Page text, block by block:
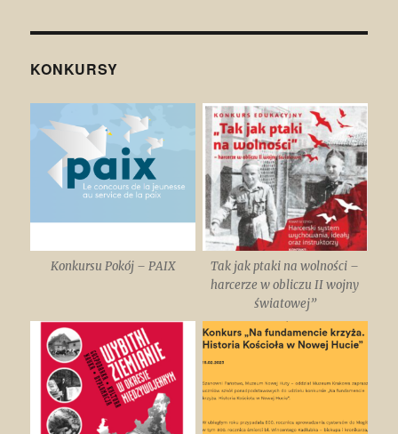
KONKURSY
Konkursu Pokój – PAIX
Tak jak ptaki na wolności –
harcerze w obliczu II wojny
światowej”